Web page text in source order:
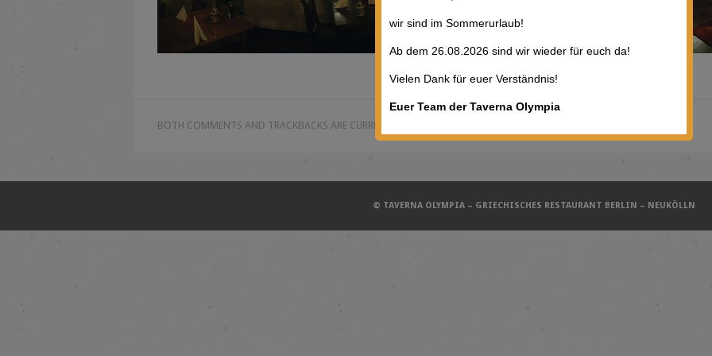
BOTH COMMENTS AND TRACKBACKS ARE CURRENTLY CLOSED.
© TAVERNA OLYMPIA – GRIECHISCHES RESTAURANT BERLIN – NEUKÖLLN
wir sind im Sommerurlaub!
Ab dem 26.08.2026 sind wir wieder für euch da!
Vielen Dank für euer Verständnis!
Euer Team der Taverna Olympia